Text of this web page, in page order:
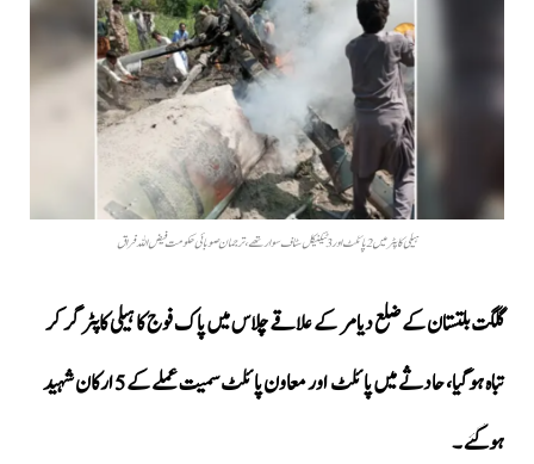
ہیلی کاپٹر میں 2 پائلٹ اور 3 ٹیکنیکل سٹاف سوار تھے، ترجمان صوبائی حکومت فیض اللہ فراق
گلگت بلتستان کے ضلع دیامر کے علاقے چلاس میں پاک فوج کا ہیلی کاپٹر گر کر
تباہ ہوگیا، حادثے میں پائلٹ اور معاون پائلٹ سمیت عملے کے 5 ارکان شہید
ہوگئے ۔